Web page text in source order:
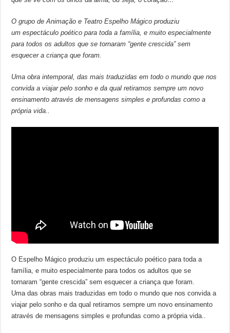
O grupo de Animação e Teatro Espelho Mágico produziu
um espectáculo poético para toda a família, e muito especialmente
para todos os adultos que se tornaram “gente crescida” sem
esquecer a criança que foram.
Uma obra intemporal, das mais traduzidas em todo o mundo que nos
convida a viajar pelo sonho e da qual retiramos sempre um novo
ensinamento através de mensagens simples e profundas como a
própria vida..
O Espelho Mágico produziu um espectáculo poético para toda a
família, e muito especialmente para todos os adultos que se
tornaram “gente crescida” sem esquecer a criança que foram.
Uma das obras mais traduzidas em todo o mundo que nos convida a
viajar pelo sonho e da qual retiramos sempre um novo ensinamento
através de mensagens simples e profundas como a própria vida..